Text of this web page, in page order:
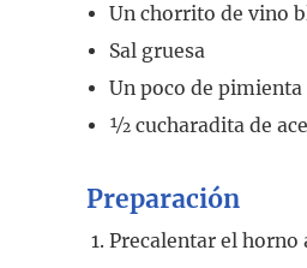
Un chorrito de vino
Sal gruesa
Un poco de pimienta
½ cucharadita de
Preparación
Precalentar el horno